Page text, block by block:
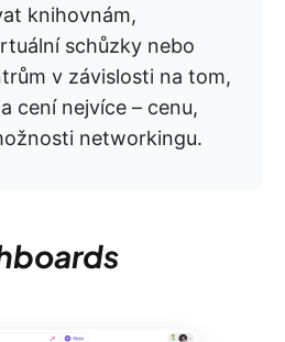
knihovnám,
schůzky nebo
v závislosti na tom,
cení nejvíce – cenu,
networkingu.